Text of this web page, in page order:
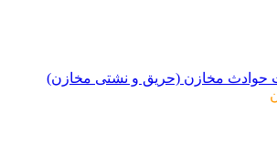
مخازن (حریق و نشتی مخازن)